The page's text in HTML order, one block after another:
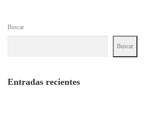
Buscar
Buscar
Entradas recientes